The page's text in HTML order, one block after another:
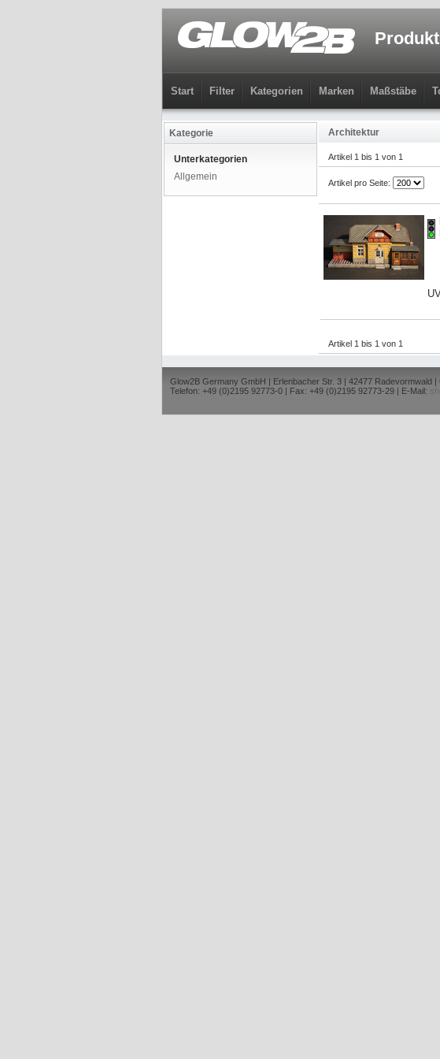
Start Filter Kategorien Marken Maßstäbe
Kategorie
Unterkategorien
Allgemein
Architektur
Artikel 1 bis 1 von 1
Artikel pro Seite:
Artikel 1 bis 1 von 1
Glow2B Germany GmbH | Erlenbacher Str. 3 | 42477 Radevormwald |
Telefon: +49 (0)2195 92773-0 | Fax: +49 (0)2195 92773-29 | E-Mail: